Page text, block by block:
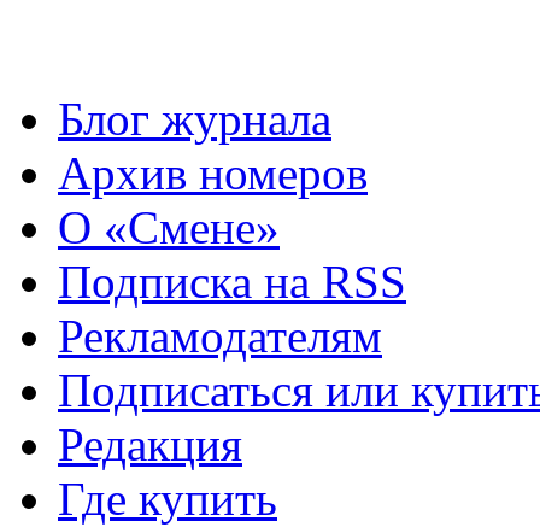
Блог журнала
Архив номеров
О «Смене»
Подписка на RSS
Рекламодателям
Подписаться или
Редакция
Где купить